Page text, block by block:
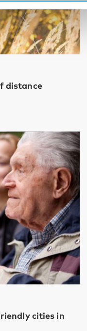
distance
cities in